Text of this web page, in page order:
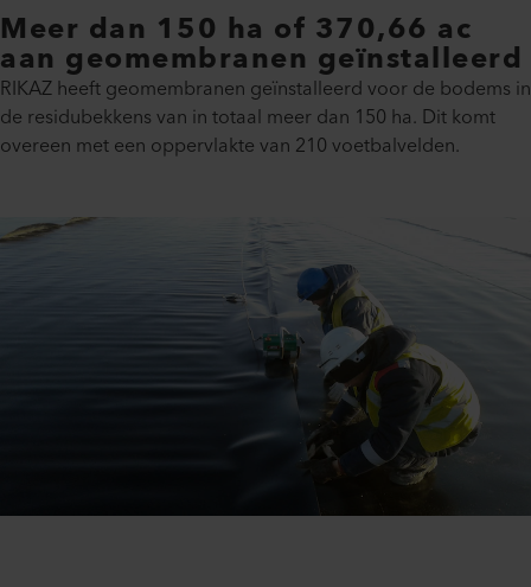
Meer dan 150 ha of 370,66 ac
aan geomembranen geïnstalleerd
RIKAZ heeft geomembranen geïnstalleerd voor de bodems in
de residubekkens van in totaal meer dan 150 ha. Dit komt
overeen met een oppervlakte van 210 voetbalvelden.